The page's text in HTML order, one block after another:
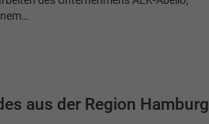
aus der Region Hamburg